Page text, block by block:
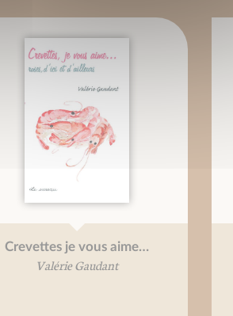
Crevettes je vous aime…
Valérie Gaudant